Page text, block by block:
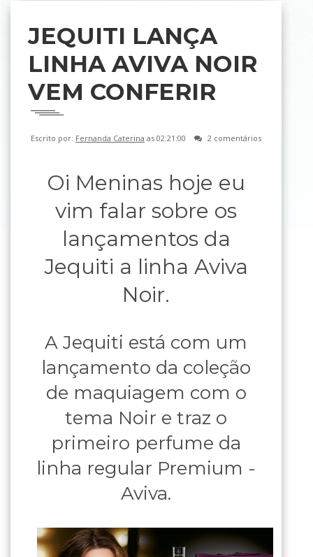
JEQUITI LANÇA
LINHA AVIVA NOIR
VEM CONFERIR
Escrito por: Fernanda Caterina as 02:21:00 2 comentários
Oi Meninas hoje eu
vim falar sobre os
lançamentos da
Jequiti a linha Aviva
Noir.
A Jequiti está com um
lançamento da coleção
de maquiagem com o
tema Noir e traz o
primeiro perfume da
linha regular Premium -
Aviva.